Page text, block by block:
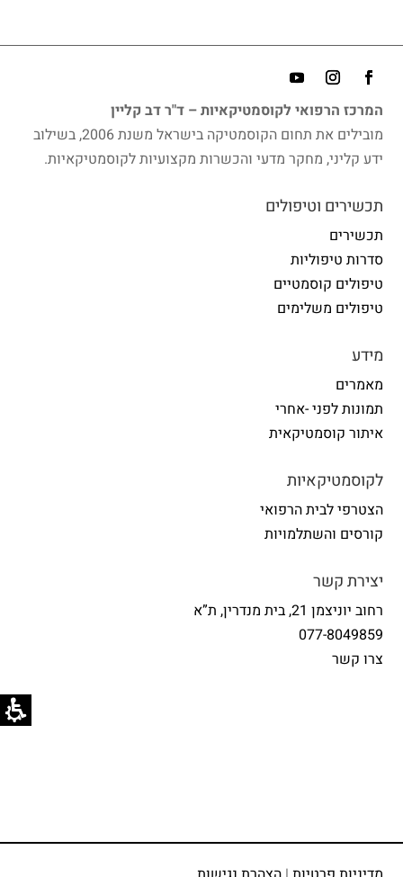
המרכז הרפואי לקוסמטיקאיות – ד"ר דב קליין
מובילים את תחום הקוסמטיקה בישראל משנת 2006, בשילוב
ידע קליני, מחקר מדעי והכשרות מקצועיות לקוסמטיקאיות.
תכשירים וטיפולים
תכשירים
סדרות טיפוליות
טיפולים קוסמטיים
טיפולים משלימים
מידע
מאמרים
תמונות לפני -אחרי
איתור קוסמטיקאית
לקוסמטיקאיות
הצטרפי לבית הרפואי
קורסים והשתלמויות
יצירת קשר
רחוב יוניצמן 21, בית מנדרין, ת”א
077-8049859
צרו קשר